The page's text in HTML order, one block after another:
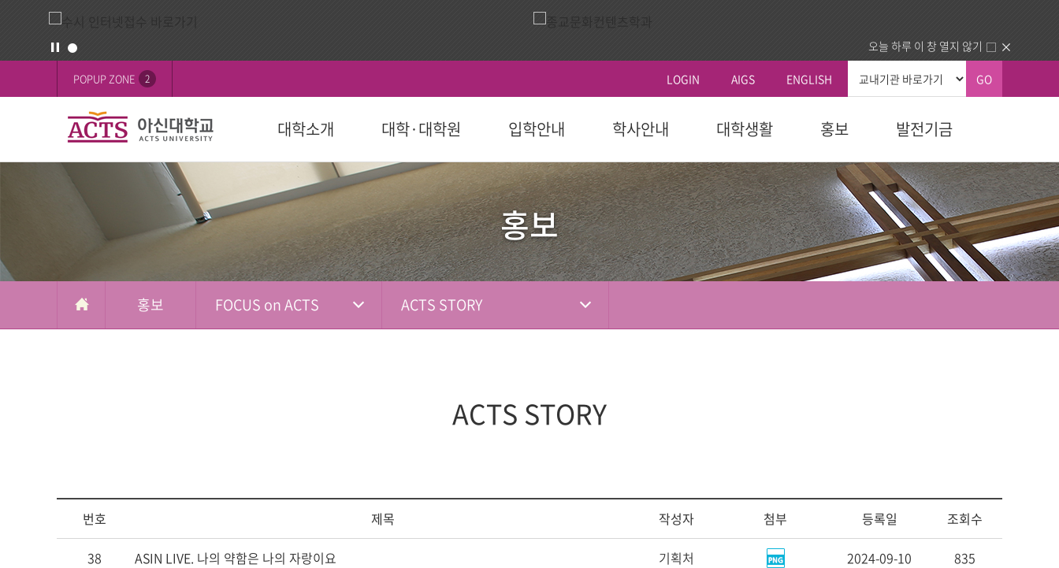
오늘 하루 이 창 열지 않기
POPUP ZONE 2 LOGIN AIGS ENGLISH GO
대학소개
교육목표
설립목적
교육이념
인재상
역사
연혁
ACTS비전
장단기발전계획
총장실
총장인사말
총장소개
주요활동
대학상징 대학기관
규정
학교법인 대학정보
적립금 운용현황
캠퍼스안내
대학·대학원
대학
학과(2024학년도 이후) 학부(2023학년도 이전)
대학원
일반대학원
신학대학원
선교대학원
교육대학원
상담대학원
다문화교육복지대학원
국제교육원(AIGS)
입학안내
대학 대학원 국제교육원(AIGS) 평생교육원
학사안내
대학
학사일정
등록
수강신청
성적
복수/부전공
학적
국외 학점교류
자격증 및 인증서
연계전공
학부제
대학원
학사일정
학칙 및 규칙
등록 및 수강신청
휴/복학 안내
시험 및 성적 안내
장학안내
대학생활
학생활동
학생행사
학생기구
사회봉사
시설이용
식당
편의시설
체육시설
시설대여
생활관
학생지원
학자금대출
장학
병무-예비군
사회봉사지원센터
커뮤니티
공지사항
동문회
건의함
분실물
사제동행
사제동행
홍보
FOCUS on ACTS
ACTS 사이버 홍보단
캠퍼스
ACTS NEWS
아신TALK
영상
홍보 영상
행사 영상
홍보 책자
대학 요람
홍보 브로셔
국내외교류
국내 교류기관
국외 교류기관
소셜미디어 선교소식 동문교회/기관 인증제
발전기금
후원 안내 후원 참여 후원 현황 후원자 예우
홍보
홍보 FOCUS on ACTS ACTS STORY
ACTS STORY
번호 제목 작성자 첨부 등록일 조회수
38 ASIN LIVE. 나의 약함은 나의 자랑이요 기획처 2024-09-10 835